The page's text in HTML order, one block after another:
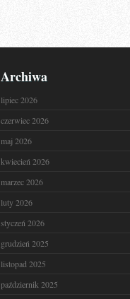
Archiwa
lipiec 2026
czerwiec 2026
maj 2026
kwiecień 2026
marzec 2026
luty 2026
styczeń 2026
grudzień 2025
listopad 2025
październik 2025